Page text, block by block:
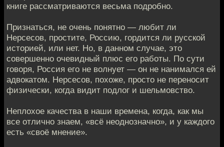
книге рассматриваются весьма подробно.
Признаться, не очень понятно — любит ли
Нерсесов, простите, Россию, гордится ли русской
историей, или нет. Но, в данном случае, это
совершенно очевидный плюс его работы. По сути
говоря, Россия его не волнует — он не нанимался ей
адвокатом. Нерсесов, похоже, просто не переносит
физически, когда видит подлог и шельмовство.
Неплохое качества в наши времена, когда, как мы
все отлично знаем, «всё неоднозначно», и у каждого
есть «своё мнение».